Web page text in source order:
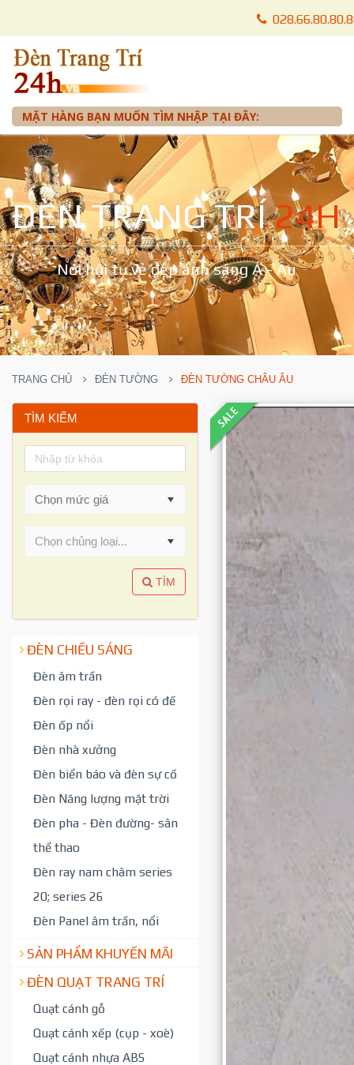
MẶT HÀNG BẠN MUỐN TÌM NHẬP TẠI ĐÂY:
ĐÈN TRANG TRÍ24H
Nơi hội tụ vẻ đẹp ánh sáng Á - Âu
TRANG CHỦ ĐÈN TƯỜNG ĐÈN TƯỜNG CHÂU ÂU
TÌM KIẾM
Chọn chủng loại...
TÌM
ĐÈN CHIẾU SÁNG
Đèn âm trần
Đèn rọi ray - đèn rọi có đế
Đèn ốp nổi
Đèn nhà xưởng
Đèn biển báo và đèn sự cố
Đèn Năng lượng mặt trời
Đèn pha - Đèn đường- sân
thể thao
Đèn ray nam châm series
20; series 26
Đèn Panel âm trần, nổi
SẢN PHẨM KHUYẾN MÃI
ĐÈN QUẠT TRANG TRÍ
Quạt cánh gỗ
Quạt cánh xếp (cụp - xoè)
Quạt cánh nhựa ABS